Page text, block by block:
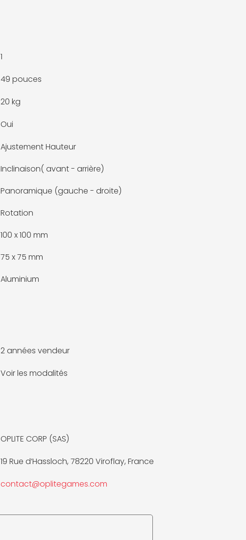
1
49 pouces
20 kg
Oui
Ajustement Hauteur
Inclinaison( avant - arrière)
Panoramique (gauche - droite)
Rotation
100 x 100 mm
75 x 75 mm
Aluminium
2 années vendeur
Voir les modalités
OPLITE CORP (SAS)
19 Rue d’Hassloch, 78220 Viroflay, France
contact@oplitegames.com